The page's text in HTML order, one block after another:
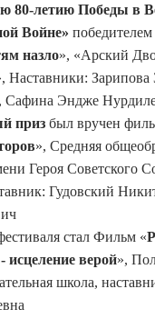
80-летию Победы в
Войне»
назло», «Арский
Наставники: Зарипова
Сафина Эндже
приз был вручен
», Средняя
Героя Советского
Гудовский
стал Фильм «
исцеление верой»,
школа,